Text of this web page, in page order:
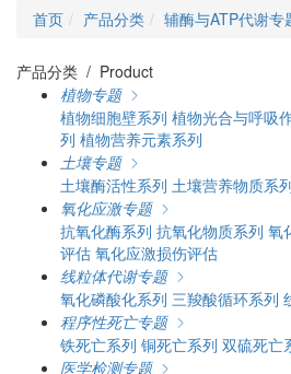
首页
产品分类 辅酶与ATP代谢专
产品分类 / Product
植物专题
植物细胞壁系列 植物光合与呼吸
列 植物营养元素系列
土壤专题
土壤酶活性系列 土壤营养物质系
氧化应激专题
抗氧化酶系列 抗氧化物质系列 氧
评估 氧化应激损伤评估
线粒体代谢专题
氧化磷酸化系列 三羧酸循环系列
程序性死亡专题
铁死亡系列 铜死亡系列 双硫死亡
医学检测专题